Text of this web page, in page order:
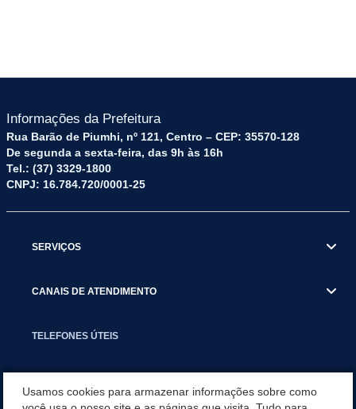
Informações da Prefeitura
Rua Barão de Piumhi, nº 121, Centro – CEP: 35570-128
De segunda a sexta-feira, das 9h às 16h
Tel.: (37) 3329-1800
CNPJ: 16.784.720/0001-25
SERVIÇOS
CANAIS DE ATENDIMENTO
TELEFONES ÚTEIS
Usamos cookies para armazenar informações sobre como